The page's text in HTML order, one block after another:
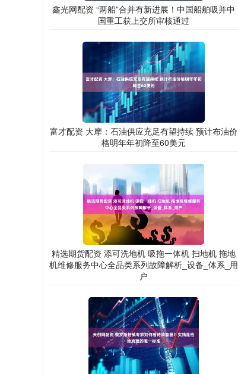
鑫光网配资 “两船”合并有新进展！中国船舶吸并中
国重工获上交所审核通过
富才配资 大摩：石油供应充足有望持续 预计布油价
格明年年初降至60美元
精选期货配资 添可洗地机 吸拖一体机 扫地机 拖地
机维修服务中心全品类系列故障解析_设备_体系_用
户